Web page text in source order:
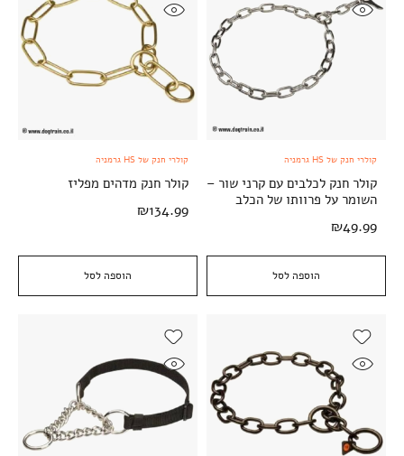
הוספה לסל
קולרי חנק של HS גרמניה
קולר חנק לכלבים עם קרני שור –
השומר על פרוותו של הכלב
₪49.99
הוספה לסל
קולרי חנק של HS גרמניה
קולר חנק מדהים מפליז
₪134.99